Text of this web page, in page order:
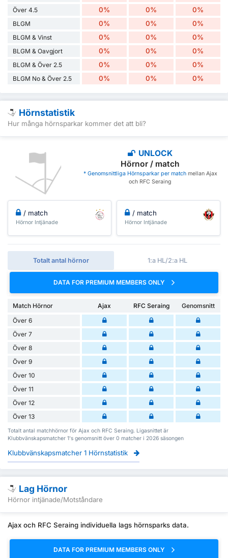
Över 4.5 0% 0% 0%
BLGM 0% 0% 0%
BLGM & Vinst 0% 0% 0%
BLGM & Oavgjort 0% 0% 0%
BLGM & Över 2.5 0% 0% 0%
BLGM No & Över 2.5 0% 0% 0%
Hörnstatistik
Hur många hörnsparkar kommer det att bli?
UNLOCK
Hörnor / match
* Genomsnittliga Hörnsparkar per matchmellan Ajax
och RFC Seraing
/ match
Hörnor Intjänade
/ match
Hörnor Intjänade
Totalt antal hörnor 1:a HL/2:a HL
DATA FOR PREMIUM MEMBERS ONLY
Match Hörnor Ajax RFC Seraing
Genomsnitt
Över 6
Över 7
Över 8
Över 9
Över 10
Över 11
Över 12
Över 13
Totalt antal matchhörnor för Ajax och RFC Seraing. Ligasnittet är
Klubbvänskapsmatcher 1's genomsnitt över 0 matcher i 2026 säsongen
Klubbvänskapsmatcher 1 Hörnstatistik
Lag Hörnor
Hörnor intjänade/Motståndare
Ajax och RFC Seraing individuella lags hörnsparks data.
DATA FOR PREMIUM MEMBERS ONLY